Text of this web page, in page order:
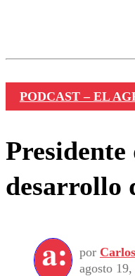
PODCAST – EL
desarrollo
por
agosto